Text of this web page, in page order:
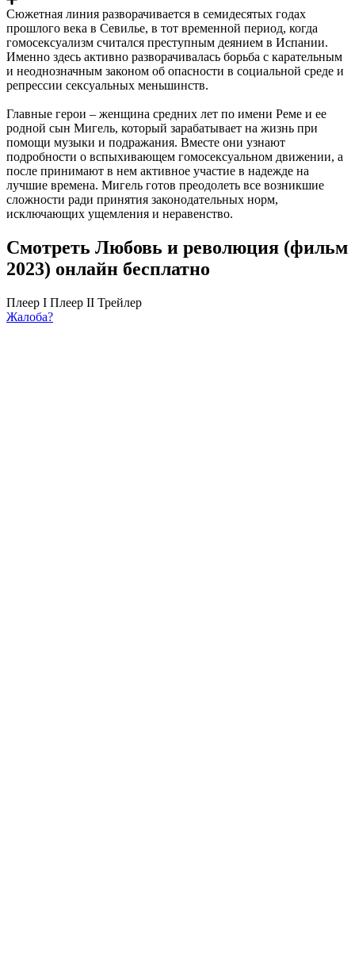
Сюжетная линия разворачивается в семидесятых годах
прошлого века в Севилье, в тот временной период, когда
гомосексуализм считался преступным деянием в Испании.
Именно здесь активно разворачивалась борьба с карательным
и неоднозначным законом об опасности в социальной среде и
репрессии сексуальных меньшинств.
Главные герои – женщина средних лет по имени Реме и ее
родной сын Мигель, который зарабатывает на жизнь при
помощи музыки и подражания. Вместе они узнают
подробности о вспыхивающем гомосексуальном движении, а
после принимают в нем активное участие в надежде на
лучшие времена. Мигель готов преодолеть все возникшие
сложности ради принятия законодательных норм,
исключающих ущемления и неравенство.
Смотреть Любовь и революция (фильм
2023) онлайн бесплатно
Плеер I Плеер II Трейлер
Жалоба?